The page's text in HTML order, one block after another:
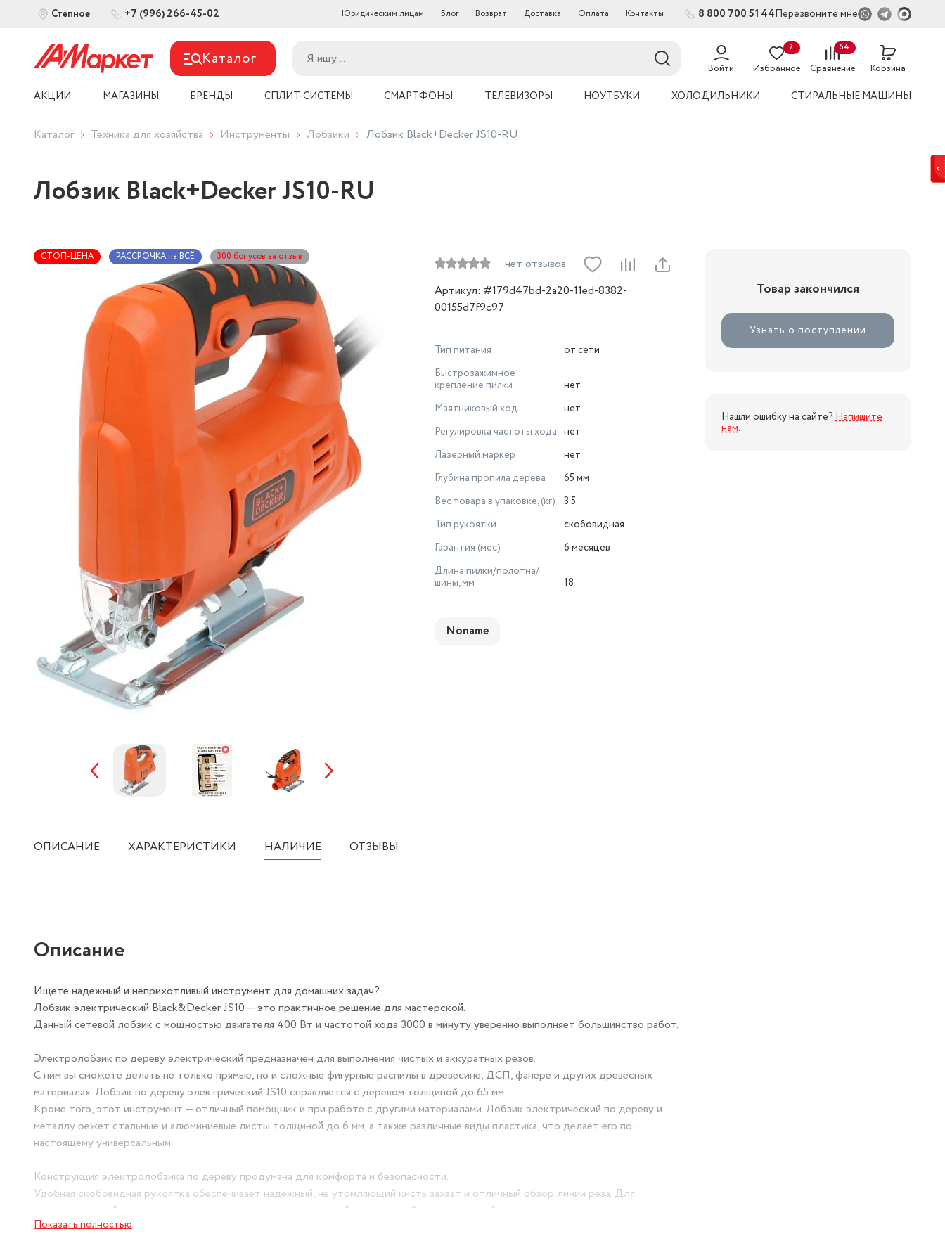
Степное +7 (996) 266-45-02 Юридическим лицам Блог Возврат Доставка Оплата Контакты 8 800 700 51 44Перезвоните мне
Каталог Войти Избранное
2
Сравнение
54
Корзина
АКЦИИ МАГАЗИНЫ БРЕНДЫ СПЛИТ-СИСТЕМЫ СМАРТФОНЫ ТЕЛЕВИЗОРЫ НОУТБУКИ ХОЛОДИЛЬНИКИ СТИРАЛЬНЫЕ МАШИНЫ
Каталог Техника для хозяйства Инструменты Лобзики Лобзик Black+Decker JS10-RU
Лобзик Black+Decker JS10-RU
СТОП-ЦЕНА РАССРОЧКА на ВСЁ 300 бонусов за отзыв
нет отзывов
Артикул: #179d47bd-2a20-11ed-8382-
00155d7f9c97
Тип питания
от сети
Быстрозажимное
крепление пилки
нет
Маятниковый ход
нет
Регулировка частоты хода нет
Лазерный маркер
нет
Глубина пропила дерева
65 мм
Вес товара в упаковке, (кг)
3.5
Тип рукоятки
скобовидная
Гарантия (мес)
6 месяцев
Длина пилки/полотна/
шины, мм
18
Noname
Товар закончился
Узнать о поступлении
Нашли ошибку на сайте? Напишите
нам.
ОПИСАНИЕ ХАРАКТЕРИСТИКИ НАЛИЧИЕ ОТЗЫВЫ
Описание
Ищете надежный и неприхотливый инструмент для домашних задач?
Лобзик электрический Black&Decker JS10 — это практичное решение для мастерской.
Данный сетевой лобзик с мощностью двигателя 400 Вт и частотой хода 3000 в минуту уверенно выполняет большинство работ.
Электролобзик по дереву электрический предназначен для выполнения чистых и аккуратных резов.
С ним вы сможете делать не только прямые, но и сложные фигурные распилы в древесине, ДСП, фанере и других древесных
материалах. Лобзик по дереву электрический JS10 справляется с деревом толщиной до 65 мм.
Кроме того, этот инструмент — отличный помощник и при работе с другими материалами. Лобзик электрический по дереву и
металлу режет стальные и алюминиевые листы толщиной до 6 мм, а также различные виды пластика, что делает его по-
настоящему универсальным.
Конструкция электролобзика по дереву продумана для комфорта и безопасности.
Удобная скобовидная рукоятка обеспечивает надежный, не утомляющий кисть захват и отличный обзор линии реза. Для
дополнительной защиты оператора предусмотрен прозрачный пластиковый экран, который предотвращает соскальзывание рук
и контакт с рабочей зоной. Фиксатор выключателя позволяет зафиксировать инструмент во включенном состоянии для
Показать полностью